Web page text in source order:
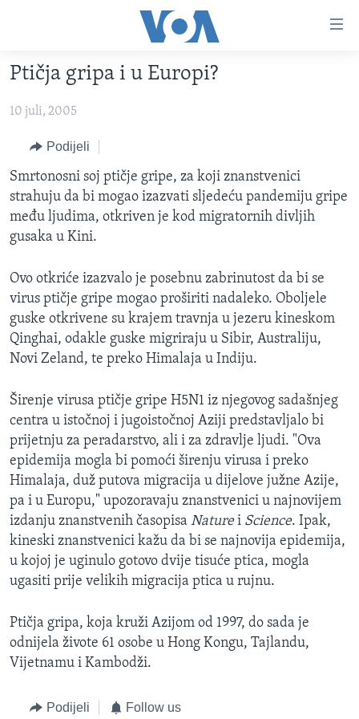
glavni
Pređi
navigaciju
Idi
na
pretragu
TV PROGRAM
VIDEO
FOTOGRAFIJE DANA
VIJESTI
SJEDINJENE AMERIČKE DRŽAVE
BOSNA I HERCEGOVINA
NAUKA I TEHNOLOGIJA
SPECIJALNI PROJEKTI
SLOBODA MEDIJA
ŽENSKA STRANA
IZBJEGLIČKA STRANA
O GLASU AMERIKE
Learning English
PRATITE NAS
Jezici
Ptičja gripa i u Europi?
10 juli, 2005
Podijeli
Smrtonosni soj ptičje gripe, za koji znanstvenici
strahuju da bi mogao izazvati sljedeću pandemiju gripe
među ljudima, otkriven je kod migratornih divljih
gusaka u Kini.
Ovo otkriće izazvalo je posebnu zabrinutost da bi se
virus ptičje gripe mogao proširiti nadaleko. Oboljele
guske otkrivene su krajem travnja u jezeru kineskom
Qinghai, odakle guske migriraju u Sibir, Australiju,
Novi Zeland, te preko Himalaja u Indiju.
Širenje virusa ptičje gripe H5N1 iz njegovog sadašnjeg
centra u istočnoj i jugoistočnoj Aziji predstavljalo bi
prijetnju za peradarstvo, ali i za zdravlje ljudi. "Ova
epidemija mogla bi pomoći širenju virusa i preko
Himalaja, duž putova migracija u dijelove južne Azije,
pa i u Europu," upozoravaju znanstvenici u najnovijem
izdanju znanstvenih časopisa Naturei Science. Ipak,
kineski znanstvenici kažu da bi se najnovija epidemija,
u kojoj je uginulo gotovo dvije tisuće ptica, mogla
ugasiti prije velikih migracija ptica u rujnu.
Ptičja gripa, koja kruži Azijom od 1997, do sada je
odnijela živote 61 osobe u Hong Kongu, Tajlandu,
Vijetnamu i Kambodži.
Podijeli Follow us